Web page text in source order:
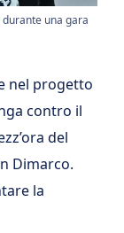
durante una gara
nel progetto
contro il
del
Dimarco.
la